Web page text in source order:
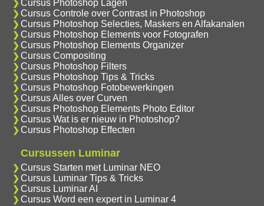
Cursus Photoshop Lagen
Cursus Controle over Contrast in Photoshop
Cursus Photoshop Selecties, Maskers en Alfakanalen
Cursus Photoshop Elements voor Fotografen
Cursus Photoshop Elements Organizer
Cursus Compositing
Cursus Photoshop Filters
Cursus Photoshop Tips & Tricks
Cursus Photoshop Fotobewerkingen
Cursus Alles over Curven
Cursus Photoshop Elements Photo Editor
Cursus Wat is er nieuw in Photoshop?
Cursus Photoshop Effecten
Cursussen Luminar
Cursus Starten met Luminar NEO
Cursus Luminar Tips & Tricks
Cursus Luminar AI
Cursus Word een expert in Luminar 4